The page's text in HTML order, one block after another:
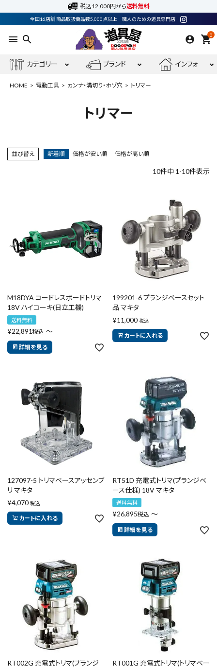
税込12,000円から送料無料
全国16店舗 商品取扱商品数5,000点以上 職人のための道具専門店
menu search 0
shopping_cart
カテゴリー ブランド インフォ
meeting_room ログイン
エアー工具・機械工具
先端工具
測定工具・筆記具
収納・腰袋・ワーク用品
現場安全・運搬
コンテンツ
ガイドライン
HOME 電動工具 カンナ・溝切り・ホゾ穴 トリマー
トリマー
並び替え 新着順 価格が安い順 価格が高い順
10件中 1 -10件表示
M18DYA コードレスボードトリマ
18V ハイコーキ(日立工機)
送料無料
¥22,891 税込 〜
詳細を見る
199201-6 プランジベースセット
品 マキタ
¥11,000 税込
カートに入れる
127097-5 トリマベースアッセンブ
リ マキタ
¥4,070 税込
カートに入れる
RT51D 充電式トリマ(プランジベ
ース仕様) 18V マキタ
送料無料
¥26,895税込 〜
詳細を見る
RT002G 充電式トリマ(プランジ
RT001G 充電式トリマ(トリマベー